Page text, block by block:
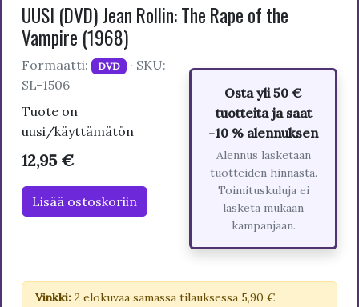
UUSI (DVD) Jean Rollin: The Rape of the
Vampire (1968)
Formaatti: DVD · SKU:
SL-1506
Tuote on
uusi/käyttämätön
12,95 €
Lisää ostoskoriin
Osta yli 50 €
tuotteita ja saat
-10 % alennuksen
Alennus lasketaan
tuotteiden hinnasta.
Toimituskuluja ei
lasketa mukaan
kampanjaan.
Vinkki: 2 elokuvaa samassa tilauksessa 5,90 €